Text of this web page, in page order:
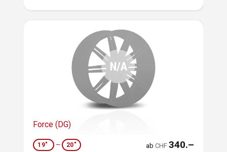
Force (DG)
19" — 20" abCHF 340.–